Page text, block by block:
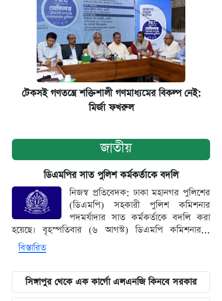
টেকসই গণতন্ত্রে শক্তিশালী গণমাধ্যমের বিকল্প নেই:
মির্জা ফখরুল
জাতীয়
ডিএমপির সাত পুলিশ কর্মকর্তাকে বদলি
নিজস্ব প্রতিবেদক: ঢাকা মহানগর পুলিশের
(ডিএমপি) সহকারী পুলিশ কমিশনার
পদমর্যাদার সাত কর্মকর্তাকে বদলি করা
হয়েছে। বৃহস্পতিবার (৬ আগস্ট) ডিএমপি কমিশনার...
বিস্তারিত
সিঙ্গাপুর থেকে এক কার্গো এলএনজি কিনবে সরকার